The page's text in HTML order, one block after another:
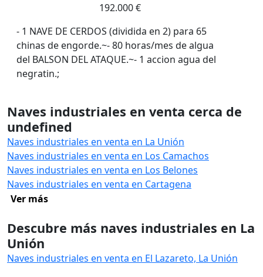
192.000 €
- 1 NAVE DE CERDOS (dividida en 2) para 65
chinas de engorde.~- 80 horas/mes de algua
del BALSON DEL ATAQUE.~- 1 accion agua del
negratin.;
Naves industriales en venta cerca de
undefined
Naves industriales en venta en La Unión
Naves industriales en venta en Los Camachos
Naves industriales en venta en Los Belones
Naves industriales en venta en Cartagena
Ver más
Descubre más naves industriales en La
Unión
Naves industriales en venta en El Lazareto, La Unión